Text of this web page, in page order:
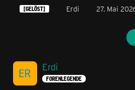
[GELÖST] Erdi 27. Mai
Erdi
FORENLEGENDE